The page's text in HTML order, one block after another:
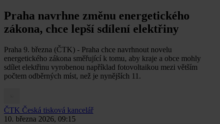
Praha navrhne změnu energetického
zákona, chce lepší sdílení elektřiny
Praha 9. března (ČTK) - Praha chce navrhnout novelu
energetického zákona směřující k tomu, aby kraje a obce mohly
sdílet elektřinu vyrobenou například fotovoltaikou mezi větším
počtem odběrných míst, než je nynějších 11.
ČTK Česká tisková kancelář
10. března 2026, 09:15